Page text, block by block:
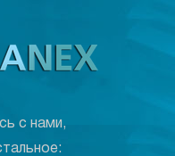
с нами,